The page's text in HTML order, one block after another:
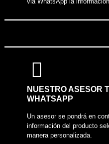
NUESTRO ASESOR
WHATSAPP
Un asesor se pondrá en
información del producto
manera personalizada.